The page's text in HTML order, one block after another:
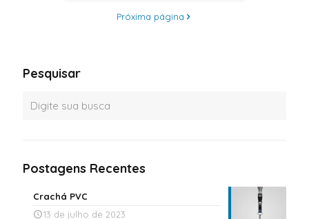
Próxima página
Pesquisar
Postagens Recentes
Crachá PVC
13 de julho de 2023